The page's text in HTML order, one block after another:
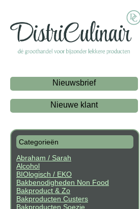
Nieuwsbrief
Nieuwe klant
Categorieën
Abraham / Sarah
Alcohol
BIOlogisch / EKO
Bakbenodigheden Non Food
Bakproduct & Zo
Bakproducten Custers
Bakproducten Soezie